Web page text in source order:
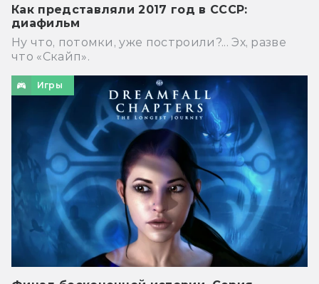
Как представляли 2017 год в СССР:
диафильм
Ну что, потомки, уже построили?... Эх, разве
что «Скайп».
Игры